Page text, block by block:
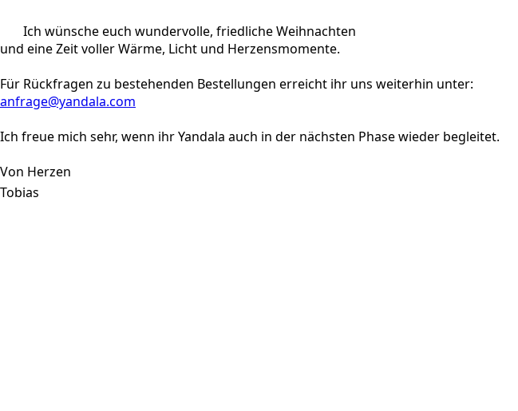
Ich wünsche euch wundervolle, friedliche Weihnachten
und eine Zeit voller Wärme, Licht und Herzensmomente.
Für Rückfragen zu bestehenden Bestellungen erreicht ihr uns weiterhin unter:
anfrage@yandala.com
Ich freue mich sehr, wenn ihr Yandala auch in der nächsten Phase wieder begleitet.
Von Herzen
Tobias